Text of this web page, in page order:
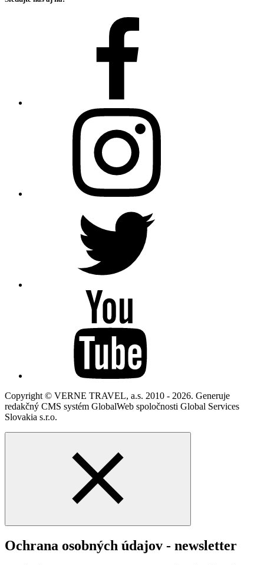
Copyright © VERNE TRAVEL, a.s. 2010 - 2026. Generuje
redakčný CMS systém GlobalWeb spoločnosti Global Services
Slovakia s.r.o.
Ochrana osobných údajov - newsletter